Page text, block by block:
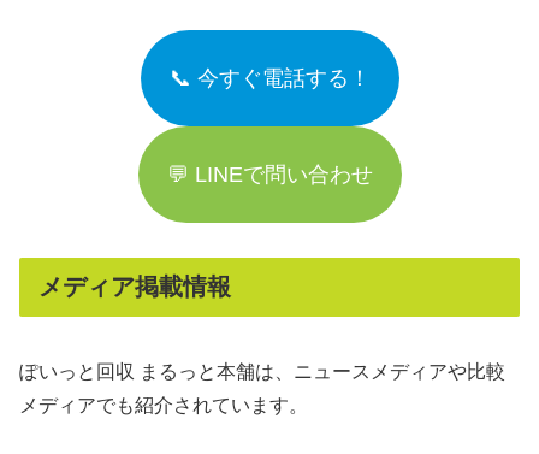
📞 今すぐ電話する！
💬 LINEで問い合わせ
メディア掲載情報
ぽいっと回収 まるっと本舗は、ニュースメディアや比較
メディアでも紹介されています。